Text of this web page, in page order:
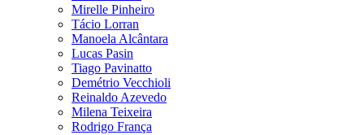
Mirelle Pinheiro
Tácio Lorran
Manoela Alcântara
Lucas Pasin
Tiago Pavinatto
Demétrio Vecchioli
Reinaldo Azevedo
Milena Teixeira
Rodrigo França